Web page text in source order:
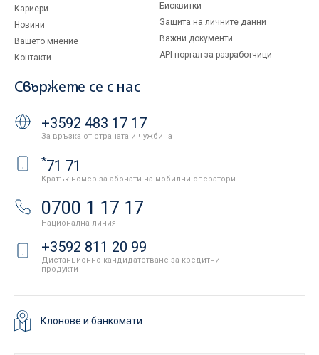
Кариери
Новини
Вашето мнение
Контакти
Бисквитки
Защита на личните данни
Важни документи
API портал за разработчици
Свържете се с нас
+3592 483 17 17
За връзка от страната и чужбина
*71 71
Кратък номер за абонати на мобилни оператори
0700 1 17 17
Национална линия
+3592 811 20 99
Дистанционно кандидатстване за кредитни
продукти
Клонове и банкомати